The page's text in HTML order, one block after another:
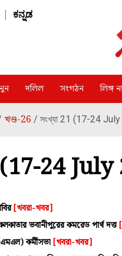
| ಕನ್ನಡ
দলিল সংগঠন লিঙ্গ
খণ্ড-26 / সংখ্যা 21 (17-24
(17-24
[খবরা-খবর]
ভবানীপুরের কমরেড পার্থ দত্ত
কর্মীসভা[খবরা-খবর]